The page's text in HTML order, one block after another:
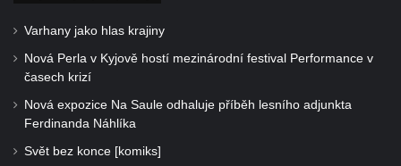
Varhany jako hlas krajiny
Nová Perla v Kyjově hostí mezinárodní festival Performance v
časech krizí
Nová expozice Na Saule odhaluje příběh lesního adjunkta
Ferdinanda Náhlíka
Svět bez konce [komiks]